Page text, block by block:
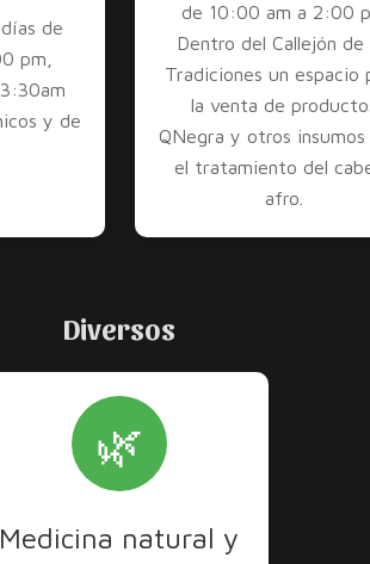
de
pm,
y de
de 10:00 am a 2:00
Dentro del Callejón de
Tradiciones un espacio
la venta de
QNegra y otros insumos
el tratamiento del
afro.
Diversos
🌿
Medicina natural y